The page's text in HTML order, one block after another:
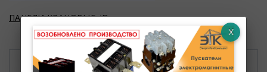
ПАНЕЛИ КРАНОВЫЕ Панели защитные крановые